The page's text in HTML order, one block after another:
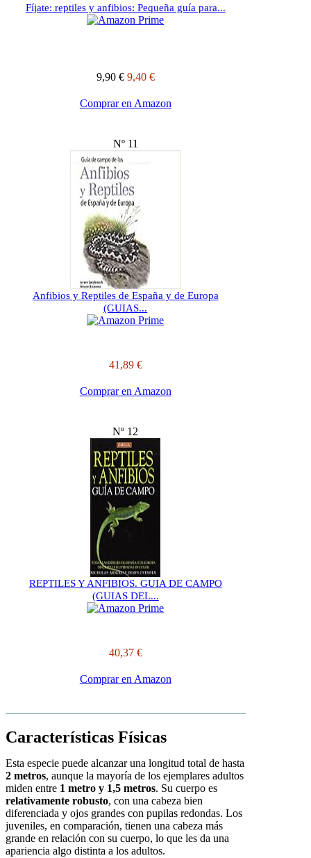
Fíjate: reptiles y anfibios: Pequeña guía para...
9,90 € 9,40 €
Comprar en Amazon
Nº 11
Anfibios y Reptiles de España y de Europa
(GUIAS...
41,89 €
Comprar en Amazon
Nº 12
REPTILES Y ANFIBIOS. GUIA DE CAMPO
(GUIAS DEL...
40,37 €
Comprar en Amazon
Características Físicas
Esta especie puede alcanzar una longitud total de hasta
2 metros, aunque la mayoría de los ejemplares adultos
miden entre 1 metro y 1,5 metros. Su cuerpo es
relativamente robusto, con una cabeza bien
diferenciada y ojos grandes con pupilas redondas. Los
juveniles, en comparación, tienen una cabeza más
grande en relación con su cuerpo, lo que les da una
apariencia algo distinta a los adultos.